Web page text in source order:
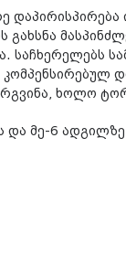
საჩხერელებს
ხოლო
და მე-6